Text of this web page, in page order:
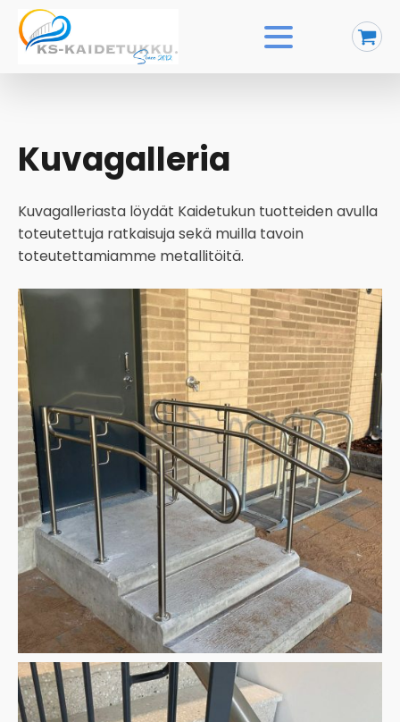
Kuvagalleria
Kuvagalleriasta löydät Kaidetukun tuotteiden avulla
toteutettuja ratkaisuja sekä muilla tavoin
toteutettamiamme metallitöitä.